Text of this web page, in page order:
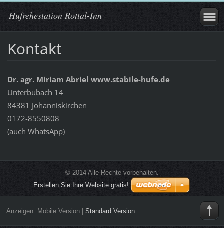
Hufrehestation Rottal-Inn
Kontakt
Dr. agr. Miriam Abriel www.stabile-hufe.de
Unterbubach 14
84381 Johanniskirchen
0172-8550808
(auch WhatsApp)
© 2014 Alle Rechte vorbehalten.
Erstellen Sie Ihre Website gratis!
Anzeigen: Mobile Version| Standard Version